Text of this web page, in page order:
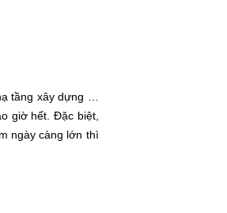
tầng xây dựng …
giờ hết. Đặc biệt,
ngày càng lớn thì